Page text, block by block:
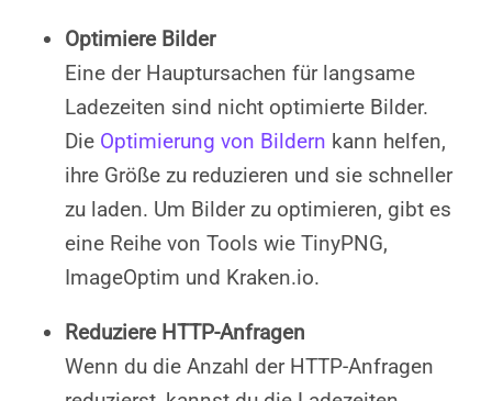
Optimiere Bilder
Eine der Hauptursachen für langsame
Ladezeiten sind nicht optimierte Bilder.
Die Optimierung von Bildern kann helfen,
ihre Größe zu reduzieren und sie schneller
zu laden. Um Bilder zu optimieren, gibt es
eine Reihe von Tools wie TinyPNG,
ImageOptim und Kraken.io.
Reduziere HTTP-Anfragen
Wenn du die Anzahl der HTTP-Anfragen